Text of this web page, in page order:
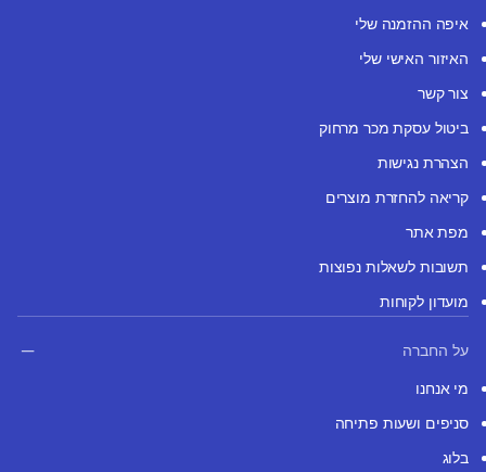
איפה ההזמנה שלי
האיזור האישי שלי
צור קשר
ביטול עסקת מכר מרחוק
הצהרת נגישות
קריאה להחזרת מוצרים
מפת אתר
תשובות לשאלות נפוצות
מועדון לקוחות
על החברה
מי אנחנו
סניפים ושעות פתיחה
בלוג